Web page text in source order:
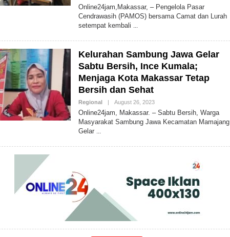
I
D
S
4
Online24jam,Makassar, – Pengelola Pasar
Cendrawasih (PAMOS) bersama Camat dan Lurah
setempat kembali
Kelurahan Sambung Jawa Gelar
Sabtu Bersih, Ince Kumala;
Menjaga Kota Makassar Tetap
Bersih dan Sehat
Regional | August 26, 2023B
D
S
Online24jam, Makassar. – Sabtu Bersih, Warga
Masyarakat Sambung Jawa Kecamatan Mamajang
Gelar